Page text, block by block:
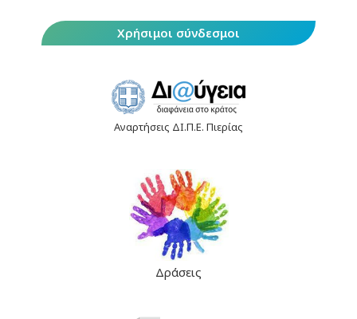
Χρήσιμοι σύνδεσμοι
Αναρτήσεις ΔΙ.Π.Ε. Πιερίας
Δράσεις